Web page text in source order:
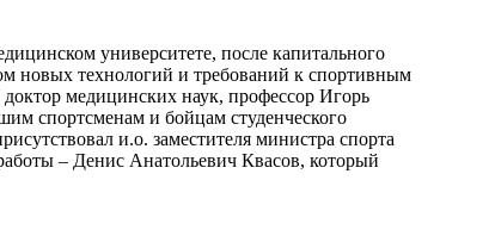
университете, после капитального
новых технологий и требований к спортивным
медицинских наук, профессор Игорь
спортсменам и бойцам студенческого
и.о. заместителя министра спорта
– Денис Анатольевич Квасов, который